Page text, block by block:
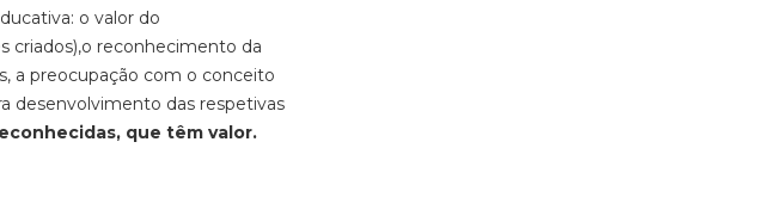
o valor do
criados),o reconhecimento da
a preocupação com o conceito
desenvolvimento das respetivas
que têm valor.